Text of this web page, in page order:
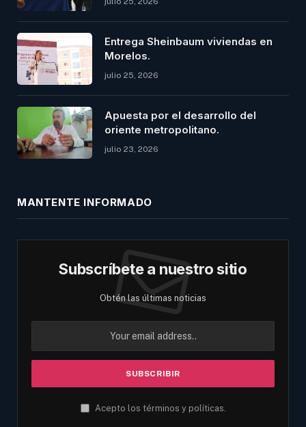
Entrega Sheinbaum viviendas en
Morelos.
julio 25, 2026
Apuesta por el desarrollo del
oriente metropolitano.
julio 23, 2026
MANTENTE INFORMADO
Subscríbete a nuestro sitio
Obtén las últimas noticias
Acepto los términos y políticas.